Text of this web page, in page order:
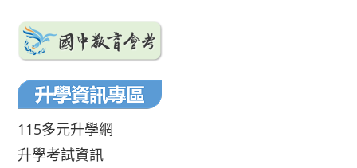
115多元升學網
升學考試資訊